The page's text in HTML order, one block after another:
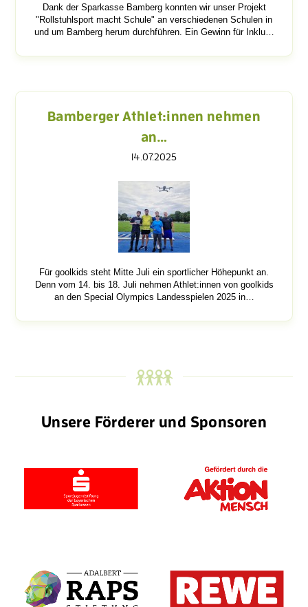
Dank der Sparkasse Bamberg konnten wir unser Projekt
"Rollstuhlsport macht Schule" an verschiedenen Schulen in
und um Bamberg herum durchführen. Ein Gewinn für Inklu…
Bamberger Athlet:innen nehmen
an…
14.07.2025
Für goolkids steht Mitte Juli ein sportlicher Höhepunkt an.
Denn vom 14. bis 18. Juli nehmen Athlet:innen von goolkids
an den Special Olympics Landesspielen 2025 in…
Unsere Förderer und Sponsoren